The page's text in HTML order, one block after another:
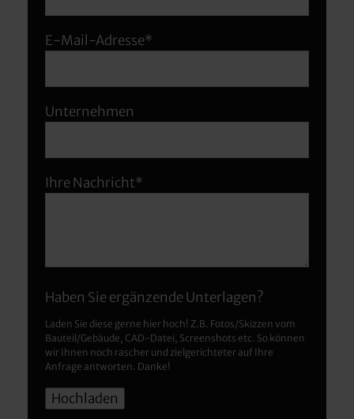
E-Mail-Adresse*
Unternehmen
Ihre Nachricht*
Haben Sie ergänzende Unterlagen?
Laden Sie diese gerne hier hoch! Z.B. Fotos/Skizzen vom
Bauteil/Gebäude, CAD-Datei, Screenshots etc. So können
wir Ihnen noch rascher und zielgerichteter auf Ihre
Anfrage antworten. Danke!